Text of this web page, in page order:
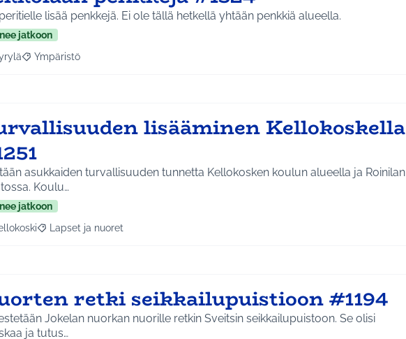
lisää penkkejä. Ei ole tällä hetkellä yhtään penkkiä alueella.
jatkoon
tulokset aihepiirin mukaan: Hyrylä
Rajaa tulokset teeman mukaan: Ympäristö
Ympäristö
lisääminen Kellokoskella
asukkaiden turvallisuuden tunnetta Kellokosken koulun alueella ja Roinilan
Koulu…
jatkoon
tulokset aihepiirin mukaan: Kellokoski
Rajaa tulokset teeman mukaan: Lapset ja nuoret
Lapset ja nuoret
retki seikkailupuistioon #1194
Jokelan nuorkan nuorille retkin Sveitsin seikkailupuistoon. Se olisi
ja tutus…